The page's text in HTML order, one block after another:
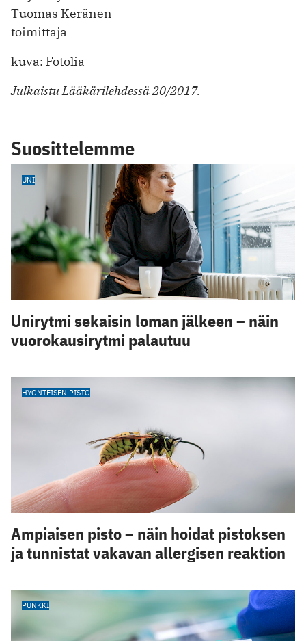
Tuomas Keränen
toimittaja
kuva: Fotolia
Julkaistu Lääkärilehdessä 20/2017.
Suosittelemme
UNI
Unirytmi sekaisin loman jälkeen – näin
vuorokausirytmi palautuu
HYÖNTEISEN PISTO
Ampiaisen pisto – näin hoidat pistoksen
ja tunnistat vakavan allergisen reaktion
PUNKKI